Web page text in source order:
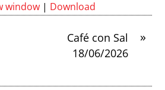
window | Download
»
Café con Sal
18/06/2026